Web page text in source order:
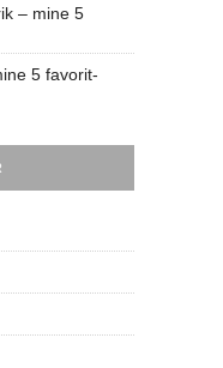
– mine 5
5 favorit-